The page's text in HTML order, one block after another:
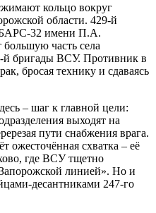
кольцо вокруг
области. 429-й
БАРС-32 имени П.А.
часть села
й бригады ВСУ. Противник в
бросая технику и сдаваясь
– шаг к главной цели:
выходят на
пути снабжения врага.
ожесточённая схватка – её
где ВСУ тщетно
линией». Но и
десантниками 247‑го